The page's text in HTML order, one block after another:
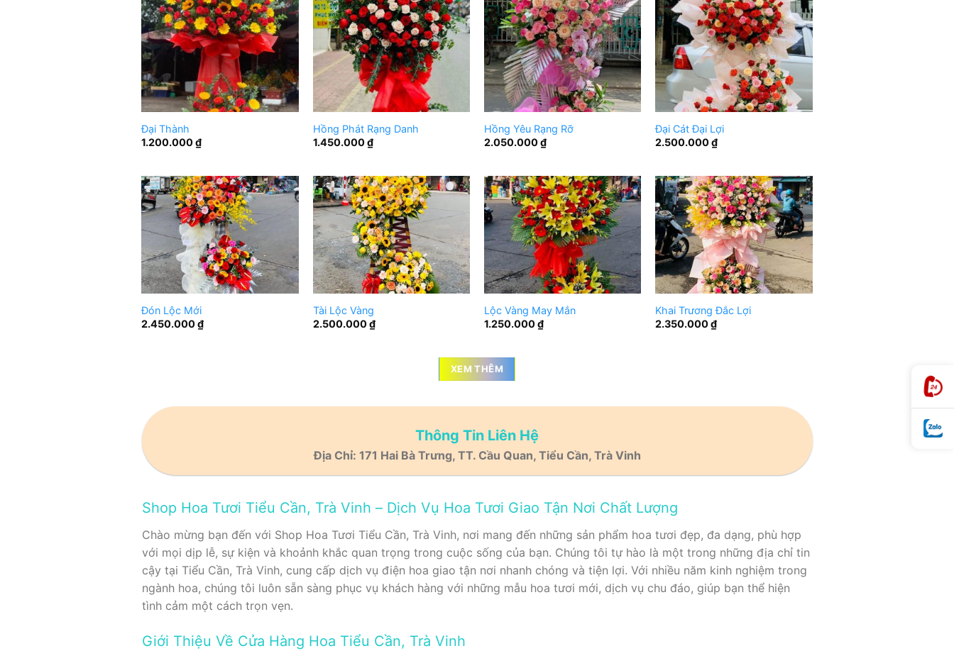
Đại Thành
1.200.000₫
Hồng Phát Rạng Danh
1.450.000₫
Hồng Yêu Rạng Rỡ
2.050.000₫
Đại Cát Đại Lợi
2.500.000₫
Đón Lộc Mới
2.450.000₫
Tài Lộc Vàng
2.500.000₫
Lộc Vàng May Mắn
1.250.000₫
Khai Trương Đắc Lợi
2.350.000₫
XEM THÊM
Thông Tin Liên Hệ
Địa Chỉ: 171 Hai Bà Trưng, TT. Cầu Quan, Tiểu Cần, Trà Vinh
Shop Hoa Tươi Tiểu Cần, Trà Vinh – Dịch Vụ Hoa Tươi Giao Tận Nơi Chất Lượng
Chào mừng bạn đến với Shop Hoa Tươi Tiểu Cần, Trà Vinh, nơi mang đến những sản phẩm hoa tươi đẹp, đa dạng, phù hợp
với mọi dịp lễ, sự kiện và khoảnh khắc quan trọng trong cuộc sống của bạn. Chúng tôi tự hào là một trong những địa chỉ tin
cậy tại Tiểu Cần, Trà Vinh, cung cấp dịch vụ điện hoa giao tận nơi nhanh chóng và tiện lợi. Với nhiều năm kinh nghiệm trong
ngành hoa, chúng tôi luôn sẵn sàng phục vụ khách hàng với những mẫu hoa tươi mới, dịch vụ chu đáo, giúp bạn thể hiện
tình cảm một cách trọn vẹn.
Giới Thiệu Về Cửa Hàng Hoa Tiểu Cần, Trà Vinh